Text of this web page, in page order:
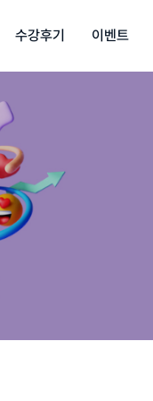
수강후기 이벤트